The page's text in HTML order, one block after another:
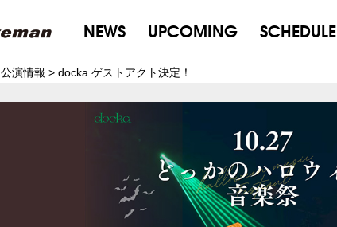
NEWS UPCOMING SCHEDULE
公演情報 > docka ゲストアクト決定！